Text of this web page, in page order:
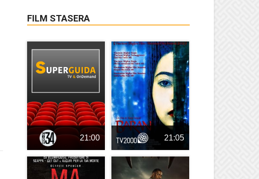
FILM STASERA
21:00 21:05